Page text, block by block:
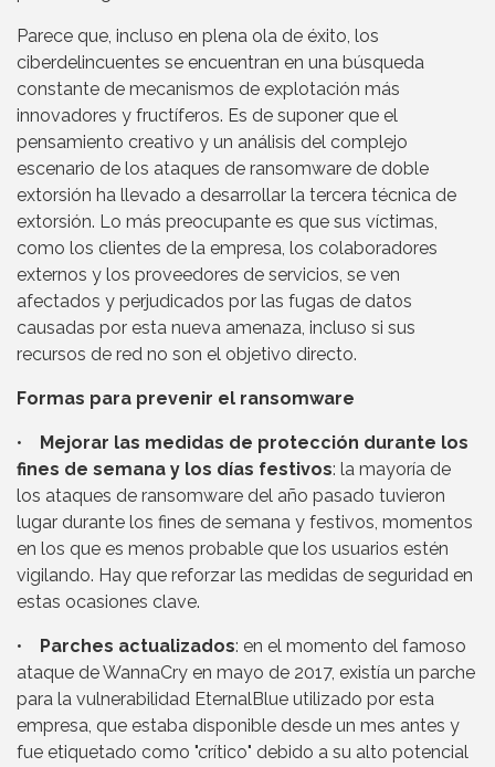
Parece que, incluso en plena ola de éxito, los
ciberdelincuentes se encuentran en una búsqueda
constante de mecanismos de explotación más
innovadores y fructíferos. Es de suponer que el
pensamiento creativo y un análisis del complejo
escenario de los ataques de ransomware de doble
extorsión ha llevado a desarrollar la tercera técnica de
extorsión. Lo más preocupante es que sus víctimas,
como los clientes de la empresa, los colaboradores
externos y los proveedores de servicios, se ven
afectados y perjudicados por las fugas de datos
causadas por esta nueva amenaza, incluso si sus
recursos de red no son el objetivo directo.
Formas para prevenir el ransomware
•
Mejorar las medidas de protección durante los
fines de semana y los días festivos: la mayoría de
los ataques de ransomware del año pasado tuvieron
lugar durante los fines de semana y festivos, momentos
en los que es menos probable que los usuarios estén
vigilando. Hay que reforzar las medidas de seguridad en
estas ocasiones clave.
• Parches actualizados: en el momento del famoso
ataque de WannaCry en mayo de 2017, existía un parche
para la vulnerabilidad EternalBlue utilizado por esta
empresa, que estaba disponible desde un mes antes y
fue etiquetado como "crítico" debido a su alto potencial